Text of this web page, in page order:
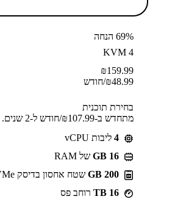
69% הנחה
KVM 4
159.99
₪
48.99
₪/חודש
בחירת תוכנית
מתחדש ב-⁦107.99⁩₪/חודש ל-2 שנים. בטלו בכל עת.
4 ליבות vCPU
GB 16 של RAM
200 GB
שטח אחסון בדיסק NVMe
16 TB
רוחב פס